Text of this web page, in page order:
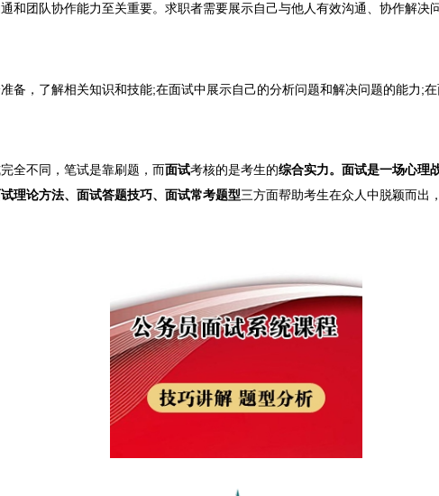
团队协作能力至关重要。求职者需要展示自己与他人有效沟通、协作解决
，了解相关知识和技能;在面试中展示自己的分析问题和解决问题的能力;
全不同 ，笔试是靠刷题 ，而面试考核的是考生的综合实力。面试是一场心理
理论方法、面试答题技巧、面试常考题型三方面帮助考生在众人中脱颖而出